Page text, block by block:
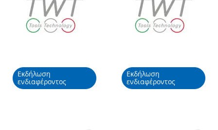
Εκδήλωση
ενδιαφέροντος
Εκδήλωση
ενδιαφέροντος